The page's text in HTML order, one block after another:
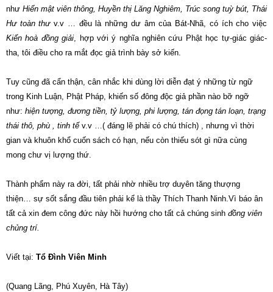
như Hiển mật viên thông, Huyền thị Lăng Nghiêm, Trúc song tuỳ bút, Thái
Hư toàn thưv.v … đều là những dư âm của Bát-Nhã, có ích cho việc
Kiến hoà đồng giải, hợp với ý nghĩa nghiên cứu Phật học tự-giác giác-
tha, tôi điều cho ra mắt đọc giả trình bày sở kiến.
Tuy cũng đã cẩn thận, cân nhắc khi dùng lời diễn đạt ý những từ ngữ
trong Kinh Luận, Phật Pháp, khiến số đông độc giả phần nào bỡ ngỡ
như: hiện tượng, đương tiền, tỷ lượng, phi lượng, tán đọng tán loạn, trạng
thái thô, phù , tinh tế v.v …( đáng lẽ phải có chú thích) , nhưng vì thời
gian và khuôn khổ cuốn sách có hạn, nếu còn thiếu sót gì nữa cùng
mong chư vị lượng thứ.
Thành phẩm này ra đời, tất phải nhờ nhiều trợ duyên tăng thượng
thiện… sự sốt sắng đầu tiên phải kể là thầy Thích Thanh Ninh.Vì báo ân
tất cả xin đem công đức này hồi hướng cho tất cả chúng sinh đồng viên
chủng trí.
Viết tại: Tổ Đình Viên Minh
(Quang Lãng, Phú Xuyên, Hà Tây)